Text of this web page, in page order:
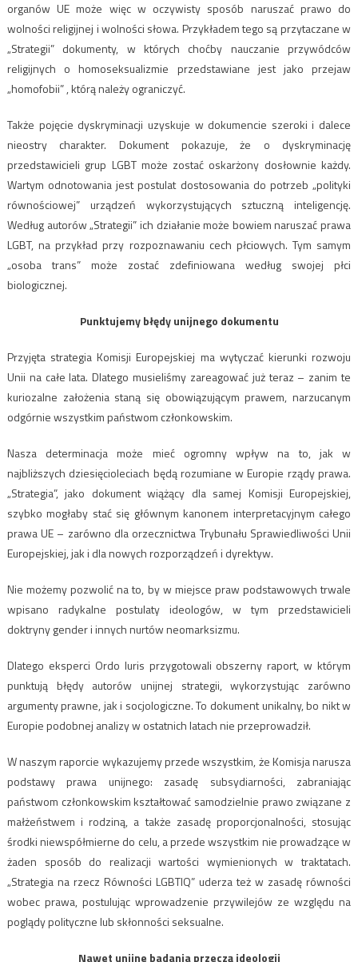
organów UE może więc w oczywisty sposób naruszać prawo do
wolności religijnej i wolności słowa. Przykładem tego są przytaczane w
„Strategii” dokumenty, w których choćby nauczanie przywódców
religijnych o homoseksualizmie przedstawiane jest jako przejaw
„homofobii” , którą należy ograniczyć.
Także pojęcie dyskryminacji uzyskuje w dokumencie szeroki i dalece
nieostry charakter. Dokument pokazuje, że o dyskryminację
przedstawicieli grup LGBT może zostać oskarżony dosłownie każdy.
Wartym odnotowania jest postulat dostosowania do potrzeb „polityki
równościowej” urządzeń wykorzystujących sztuczną inteligencję.
Według autorów „Strategii” ich działanie może bowiem naruszać prawa
LGBT, na przykład przy rozpoznawaniu cech płciowych. Tym samym
„osoba trans” może zostać zdefiniowana według swojej płci
biologicznej.
Punktujemy błędy unijnego dokumentu
Przyjęta strategia Komisji Europejskiej ma wytyczać kierunki rozwoju
Unii na całe lata. Dlatego musieliśmy zareagować już teraz – zanim te
kuriozalne założenia staną się obowiązującym prawem, narzucanym
odgórnie wszystkim państwom członkowskim.
Nasza determinacja może mieć ogromny wpływ na to, jak w
najbliższych dziesięcioleciach będą rozumiane w Europie rządy prawa.
„Strategia”, jako dokument wiążący dla samej Komisji Europejskiej,
szybko mogłaby stać się głównym kanonem interpretacyjnym całego
prawa UE – zarówno dla orzecznictwa Trybunału Sprawiedliwości Unii
Europejskiej, jak i dla nowych rozporządzeń i dyrektyw.
Nie możemy pozwolić na to, by w miejsce praw podstawowych trwale
wpisano radykalne postulaty ideologów, w tym przedstawicieli
doktryny gender i innych nurtów neomarksizmu.
Dlatego eksperci Ordo Iuris przygotowali obszerny raport, w którym
punktują błędy autorów unijnej strategii, wykorzystując zarówno
argumenty prawne, jak i socjologiczne. To dokument unikalny, bo nikt w
Europie podobnej analizy w ostatnich latach nie przeprowadził.
W naszym raporcie wykazujemy przede wszystkim, że Komisja narusza
podstawy prawa unijnego: zasadę subsydiarności, zabraniając
państwom członkowskim kształtować samodzielnie prawo związane z
małżeństwem i rodziną, a także zasadę proporcjonalności, stosując
środki niewspółmierne do celu, a przede wszystkim nie prowadzące w
żaden sposób do realizacji wartości wymienionych w traktatach.
„Strategia na rzecz Równości LGBTIQ” uderza też w zasadę równości
wobec prawa, postulując wprowadzenie przywilejów ze względu na
poglądy polityczne lub skłonności seksualne.
Nawet unijne badania przeczą ideologii